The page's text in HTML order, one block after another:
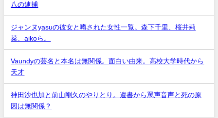
八の逮捕
ジャンヌyasuの彼女と噂された女性一覧。森下千里、桜井莉
菜、aikoら。
Vaundyの芸名と本名は無関係。面白い由来。高校大学時代から
天才
神田沙也加と前山剛久のやりとり。遺書から罵声音声と死の原
因は無関係？